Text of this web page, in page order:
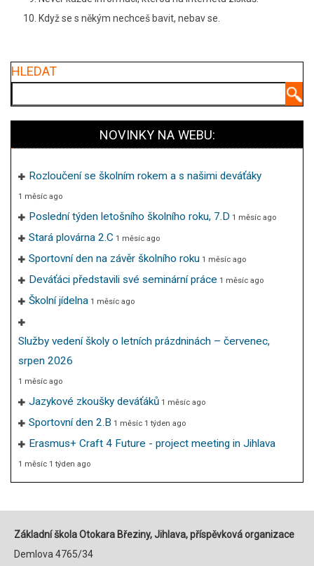
Když se s někým nechceš bavit, nebav se.
HLEDAT
NOVINKY NA WEBU:
Rozloučení se školním rokem a s našimi deváťáky
1 měsíc ago
Poslední týden letošního školního roku, 7.D 1 měsíc ago
Stará plovárna 2.C 1 měsíc ago
Sportovní den na závěr školního roku 1 měsíc ago
Deváťáci představili své seminární práce 1 měsíc ago
Školní jídelna 1 měsíc ago
Služby vedení školy o letních prázdninách – červenec,
srpen 2026
1 měsíc ago
Jazykové zkoušky deváťáků 1 měsíc ago
Sportovní den 2.B 1 měsíc 1 týden ago
Erasmus+ Craft 4 Future - project meeting in Jihlava
1 měsíc 1 týden ago
Základní škola Otokara Březiny, Jihlava, příspěvková organizace
Demlova 4765/34